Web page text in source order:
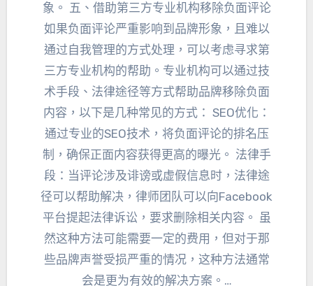
象 。 五、 借助第三方专业机构移除负面评论
如果负面评论严重影响到品牌形象 ， 且难以
通过自我管理的方式处理 ， 可以考虑寻求第
三方专业机构的帮助 。 专业机构可以通过技
术手段 、 法律途径等方式帮助品牌移除负面
内容 ， 以下是几种常见的方式： SEO优化 ：
通过专业的SEO技术 ， 将负面评论的排名压
制 ， 确保正面内容获得更高的曝光。 法律手
段 ： 当评论涉及诽谤或虚假信息时， 法律途
径可以帮助解决 ， 律师团队可以向Facebook
平台提起法律诉讼 ， 要求删除相关内容 。 虽
然这种方法可能需要一定的费用 ， 但对于那
些品牌声誉受损严重的情况， 这种方法通常
会是更为有效的解决方案 。…